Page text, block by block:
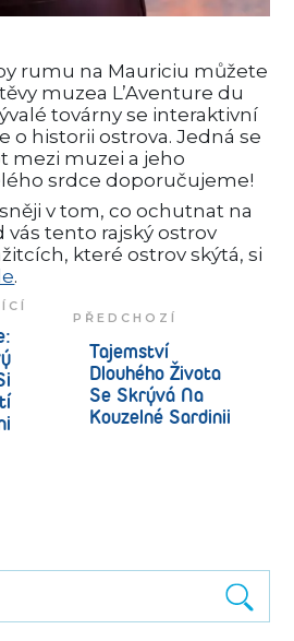
rumu na Mauriciu můžete
muzea L’Aventure du
továrny se interaktivní
o historii ostrova. Jedná se
mezi muzei a jeho
srdce doporučujeme!
v tom, co ochutnat na
vás tento rajský ostrov
které ostrov skýtá, si
.
PŘEDCHOZÍ
Tajemství
Dlouhého Života
Se Skrývá Na
Kouzelné Sardinii